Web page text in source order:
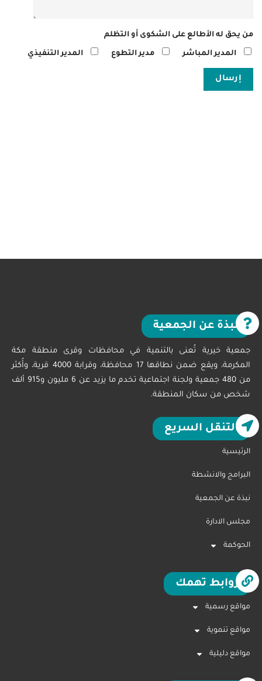
من يحق له الأطالع على الشكوى أو التظلم
المدير المباشر مدير التطوع المدير التنفيذي
نبذة عن الجمعية
جمعية خيرية تُعنى بالتنمية في محافظات وقرى منطقة مكة
المكرمة، ويقع ضمن نطاقها 17 محافظة، وقرابة 4000 قرية، وأُكثر
من 480 جمعية ولجنة اجتماعية تخدم ما يزيد عن 6 مليون و915 ألف
شخص من سكان المنطقة.
التنقل السريع
الرئيسية
البرامج والانشطة
نبذة عن الجمعية
مجلس الادارة
الحوكمة
روابط تهمك
مواقع رسمية
مواقع تنموية
مواقع دليلية